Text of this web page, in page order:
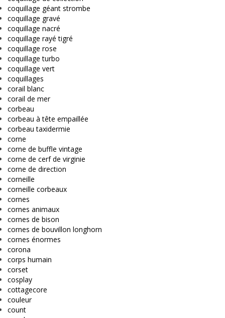
coquillage géant strombe
coquillage gravé
coquillage nacré
coquillage rayé tigré
coquillage rose
coquillage turbo
coquillage vert
coquillages
corail blanc
corail de mer
corbeau
corbeau à tête empaillée
corbeau taxidermie
corne
corne de buffle vintage
corne de cerf de virginie
corne de direction
corneille
corneille corbeaux
cornes
cornes animaux
cornes de bison
cornes de bouvillon longhorn
cornes énormes
corona
corps humain
corset
cosplay
cottagecore
couleur
count